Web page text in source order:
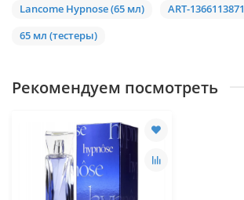
Lancome Hypnose (65 мл)
ART-1366113871
65 мл (тестеры)
Рекомендуем посмотреть